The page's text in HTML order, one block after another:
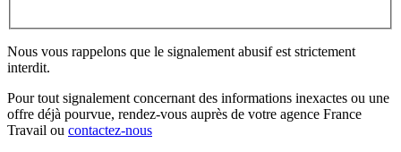
Nous vous rappelons que le signalement abusif est strictement
interdit.
Pour tout signalement concernant des informations inexactes ou une
offre déjà pourvue, rendez-vous auprès de votre agence France
Travail ou contactez-nous